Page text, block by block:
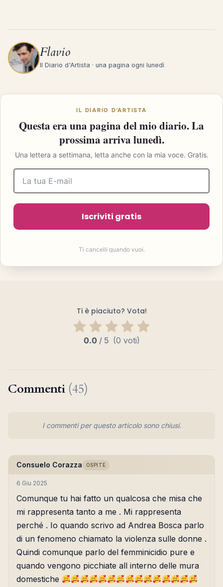
Flavio
Il Diario d'Artista · una pagina ogni lunedì
IL DIARIO D'ARTISTA
Questa era una pagina del mio diario. La
prossima arriva lunedì.
Una lettera a settimana, letta anche con la mia voce. Gratis.
Iscriviti gratis
Ti cancelli quando vuoi.
Ti è piaciuto? Vota!
0.0 / 5 (0 voti)
Commenti (45)
I commenti per questo articolo sono chiusi.
Consuelo Corazza OSPITE
6 Giu 2025
Comunque tu hai fatto un qualcosa che misa che
mi rappresenta tanto a me . Mi rappresenta
perché . Io quando scrivo ad Andrea Bosca parlo
di un fenomeno chiamato la violenza sulle donne .
Quindi comunque parlo del femminicidio pure e
quando vengono picchiate all interno delle mura
domestiche